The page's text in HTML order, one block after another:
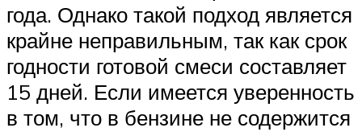
года. Однако такой подход является
крайне неправильным, так как срок
годности готовой смеси составляет
15 дней. Если имеется уверенность
в том, что в бензине не содержится